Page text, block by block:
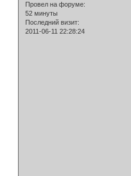
Провел на форуме:
52 минуты
Последний визит:
2011-06-11 22:28:24